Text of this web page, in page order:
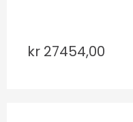
kr 27454,00